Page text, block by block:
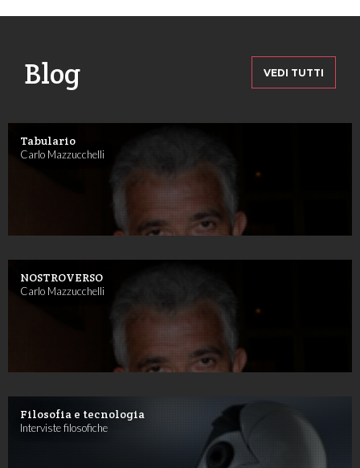
Blog VEDI TUTTI
Tabulario
Carlo Mazzucchelli
NOSTROVERSO
Carlo Mazzucchelli
Filosofia e tecnologia
Interviste filosofiche